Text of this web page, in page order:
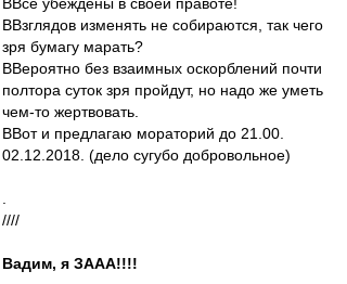
ВВзглядов изменять не собираются, так чего
зря бумагу марать?
ВВероятно без взаимных оскорблений почти
полтора суток зря пройдут, но надо же уметь
чем-то жертвовать.
ВВот и предлагаю мораторий до 21.00.
02.12.2018. (дело сугубо добровольное)
////
Вадим, я ЗААА!!!!